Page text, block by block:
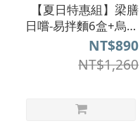
【夏日特惠組】梁膳
日嚐-易拌麵6盒+烏龍
茶6瓶
NT$890
NT$1,260